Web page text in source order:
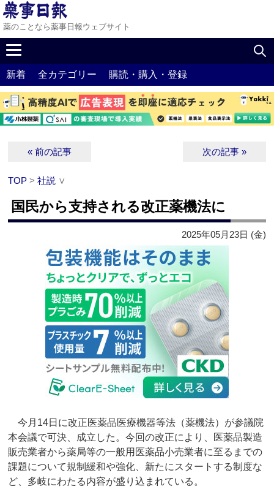
薬のことなら薬事日報ウェブサイト
新着 全カテゴリー 購読・購入・登録
« 前の記事 次の記事 »
TOP >社説 ∨
国民から支持される改正薬機法に
2025年05月23日 (金)
今月14日に改正医薬品医療機器等法（薬機法）が参議院
本会議で可決、成立した。今回の改正により、医薬品製造
販売業者から薬局等の一般用医薬品小売業者に至るまでの
課題について規制緩和や強化、新たにスタートする制度な
ど、多岐にわたる内容が盛り込まれている。